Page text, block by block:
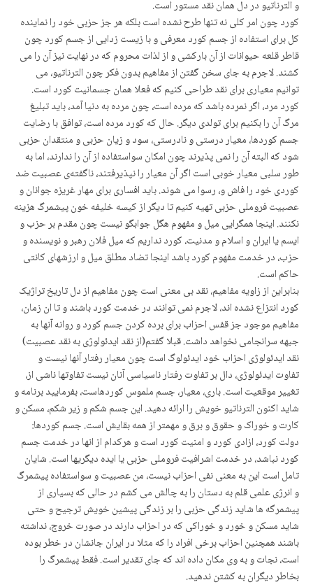
و الترناتیو در دل همان نقد مستور است.
کورد چون امر کلی نه تنها طرح نشده است بلکه هر جز حزبی خود را نماینده
کل برای استفاده از جسم کورد معرفی و با زیست زدایی از جسم کورد چون
قاطر قلعه حیوانات از آن بارکشی و از لذات محروم که در نهایت نیز آن را می
کشند. لاجرم به جای سخن گفتن از مفاهیم بدون فکر چون الترناتیو، می
توانیم معیاری برای نقد طراحی کنیم که فعلا همان جسمانیت کورد است.
کورد مرد، اگر نمرده باشد که مرده است، چون مرده به دنیا آمد، باید تبلیغ
مرگ آن را بکنیم برای تولدی دیگر. حال که کورد مرده است، توافق با رضایت
جسم کوردها، معیار درستی و نادرستی، سود و زیان حزبی و منتقدان حزبی
شود که البته آن را نمی پذیرند چون امکان سواستفاده از آن را ندارند، اما به
طور سلبی معیار خوبی است اگر آن معیار را نپذیرفتند، ناگفتەی عصبیت ضد
کوردی خود را فاش و، رسوا می شوند. باید افساری برای مهار غریزه جوانان و
عصبیت فروملی حزبی تهیه کنیم تا دیگر از کیسه خلیفه خون پیشمرگ هزینه
نکنند. اینجا همگرایی میل و مفهوم هگل جوابگو نیست چون مقدم بر حزب و
ایسم یا ایران و اسلام و مدنیت، کورد نداریم که میل فلان رهبر و نویسندە و
حزب، در خدمت مفهوم کورد باشد اینجا تضاد مطلق میل و ارزشهای کانتی
حاکم است.
بنابراین از زاویه مفاهیم، نقد بی معنی است چون مفاهیم از دل تاریخ تراژیک
کورد انتزاع نشده اند، لاجرم نمی توانند در خدمت کورد باشند و تا ان زمان،
مفاهیم موجود جز قفس احزاب برای برده کردن جسم کورد و روانه آنها به
جبهه سرانجامی نخواهد داشت. قبلا گفتم(از نقد ایدئولوژی به نقد عصبیت)
نقد ایدئولوژی احزاب خود ایدئولوگ است چون معیار رفتار آنها نیست و
تفاوت ایدئولوژی، دال بر تفاوت رفتار ناسیاسی آنان نیست تفاوتها ناشی از،
تغییر موقعیت است. باری، معیار، جسم ملموس کوردهاست، بفرمایید برنامه و
شاید اکنون الترناتیو خویش را ارائه دهید. این جسم شکم و زیر شکم، مسکن و
کارت و خوراک و حقوق و برق و مهمتر از همه بقایش است. جسم کوردها:
دولت کورد، ازادی کورد و امنیت کورد است و هرکدام از انها در خدمت جسم
کورد نباشد، در خدمت اشرافیت فروملی حزبی یا ایده دیگریها است. شایان
تامل است این به معنی نفی احزاب نیست، من عصبیت و سواستفاده پیشمرگ
و انرژی علمی قلم به دستان را به چالش می کشم در حالی که بسیاری از
پیشمرگه ها شاید زندگی حزبی را بر زندگی پیشین خویش ترجیح و حتی
شاید مسکن و خورد و خوراکی که در احزاب دارند در صورت خروج، نداشته
باشند همچنین احزاب برخی افراد را که مثلا در ایران جانشان در خطر بوده
است، نجات و به وی مکان داده اند که جای تقدیر است. فقط پیشمرگ را
بخاطر دیگران به کشتن ندهید.